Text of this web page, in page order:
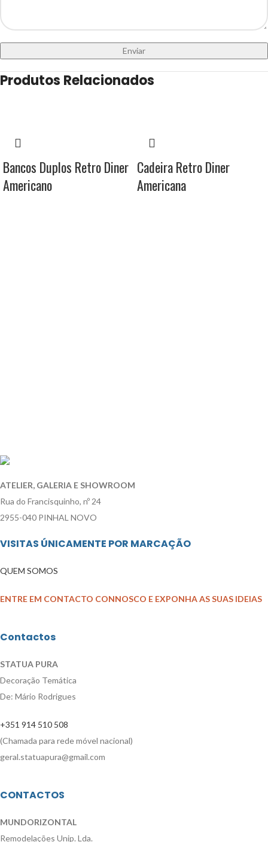
Produtos Relacionados
Bancos Duplos Retro Diner
Americano
Cadeira Retro Diner
Americana
ATELIER, GALERIA E SHOWROOM
Rua do Francisquinho, nº 24
2955-040 PINHAL NOVO
VISITAS ÚNICAMENTE POR MARCAÇÃO
QUEM SOMOS
ENTRE EM CONTACTO CONNOSCO E EXPONHA AS SUAS IDEIAS
Contactos
STATUA PURA
Decoração Temática
De: Mário Rodrigues
+351 914 510 508
(Chamada para rede móvel nacional)
geral.statuapura@gmail.com
CONTACTOS
MUNDORIZONTAL
Remodelações Unip. Lda.